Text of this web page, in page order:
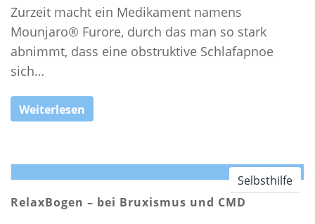
ZUNGENSCHRITTMACHER
OPERATIVE SCHLAFAPNOE THERAPIE
SPANGENTHERAPIE
WAS IST GESUNDER SCHLAF?
SELBSTHILFE
MEDIZINISCHES DIDGERIDOO
Zurzeit macht ein Medikament namens
Mounjaro® Furore, durch das man so stark
abnimmt, dass eine obstruktive Schlafapnoe
sich…
Weiterlesen
RelaxBogen – bei Bruxismus und CMD
Selbsthilfe